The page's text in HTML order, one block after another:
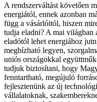
A rendszerváltást követően
energiától, ennek azonban
függ a vásárlóitól, hiszen
tudja eladni? A mai világban
eladótól lehet energiához
megbízható legyen,
uniós országokkal
tudjuk biztosítani, hogy
fenntartható, megújuló
fejlesztenünk az új
vállalatoknak,